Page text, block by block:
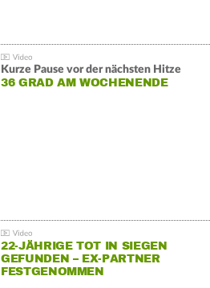
Kurze Pause vor der nächsten Hitze
36 GRAD AM WOCHENENDE
22-JÄHRIGE TOT IN SIEGEN
GEFUNDEN – EX-PARTNER
FESTGENOMMEN